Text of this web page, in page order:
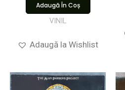
Adaugă În Coș
VINIL
Adaugă la Wishlist